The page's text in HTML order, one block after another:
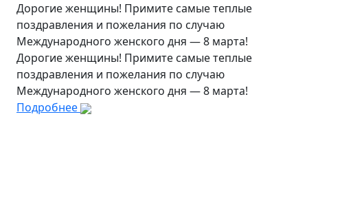
Дорогие женщины! Примите самые теплые
поздравления и пожелания по случаю
Международного женского дня — 8 марта!
Дорогие женщины! Примите самые теплые
поздравления и пожелания по случаю
Международного женского дня — 8 марта!
Подробнее